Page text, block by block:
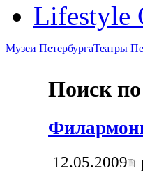
Lifestyle
Музеи ПетербургаТеатры
Поиск
12.05.2009